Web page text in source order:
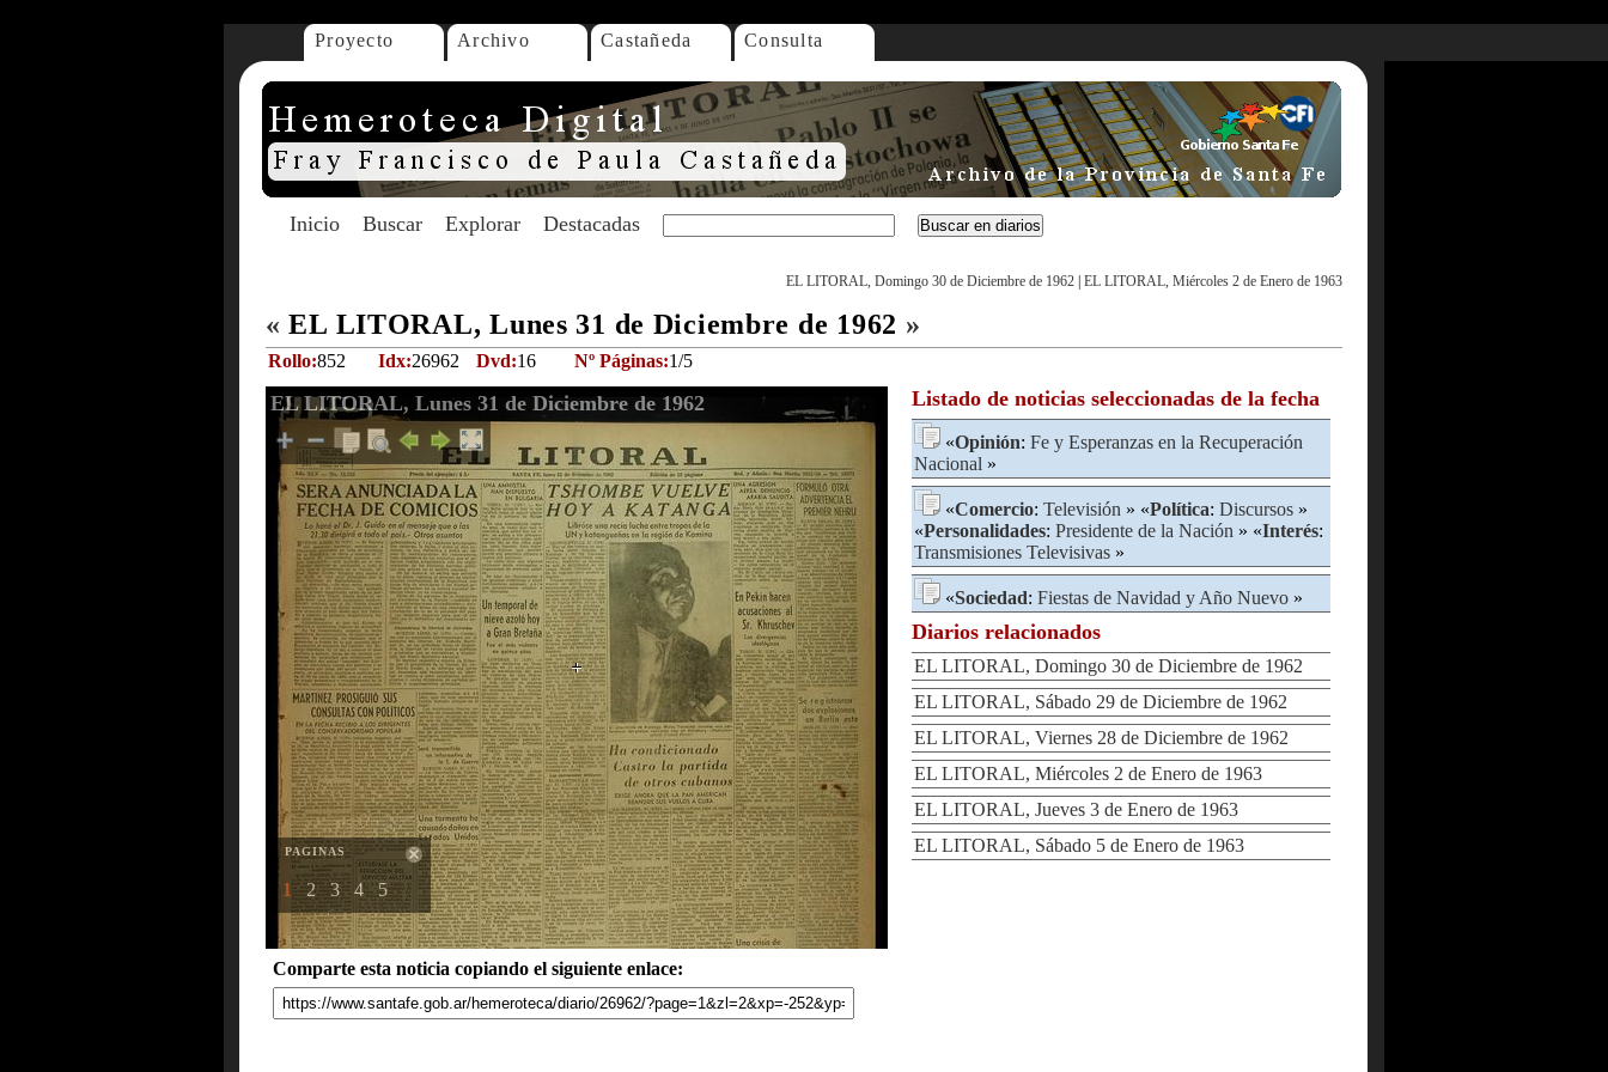
Proyecto Archivo Castañeda Consulta
Inicio Buscar Explorar Destacadas
EL LITORAL, Domingo 30 de Diciembre de 1962 EL LITORAL, Miércoles 2 de Enero de 1963
« EL LITORAL, Lunes 31 de Diciembre de 1962 »
Rollo:852 Idx:26962 Dvd:16 Nº Páginas:1/5
EL LITORAL, Lunes 31 de Diciembre de 1962
PAGINAS
1 2 3 4 5
Comparte esta noticia copiando el siguiente enlace:
Listado de noticias seleccionadas de la fecha
«Opinión: Fe y Esperanzas en la Recuperación
Nacional »
«Comercio: Televisión » «Política: Discursos »
«Personalidades: Presidente de la Nación » «Interés:
Transmisiones Televisivas »
«Sociedad: Fiestas de Navidad y Año Nuevo »
Diarios relacionados
EL LITORAL, Domingo 30 de Diciembre de 1962
EL LITORAL, Sábado 29 de Diciembre de 1962
EL LITORAL, Viernes 28 de Diciembre de 1962
EL LITORAL, Miércoles 2 de Enero de 1963
EL LITORAL, Jueves 3 de Enero de 1963
EL LITORAL, Sábado 5 de Enero de 1963